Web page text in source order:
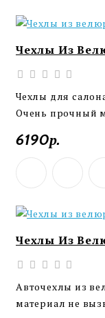
Чехлы Из
Чехлы для
Очень прочный
6190р.
Чехлы Из
Авточехлы из
материал не